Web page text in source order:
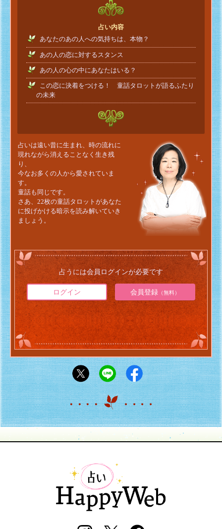
占い内容
あなたのあの人への気持ちは、本物？
あの人の恋に対するスタンス
あの人の心の中にあなたはいる？
この恋に決着をつける！ 童話タロットが語るふたり
の未来
占いは遠い昔に生まれ、時の流れに
現れながら消えることなく生き残
り、
今なお多くの人から愛されていま
す。
童話も同じです。
さあ、22枚の童話タロットがあなた
に投げかける暗示を読み解いていき
ましょう。
占うには会員ログインが必要です
ログイン 会員登録（無料）